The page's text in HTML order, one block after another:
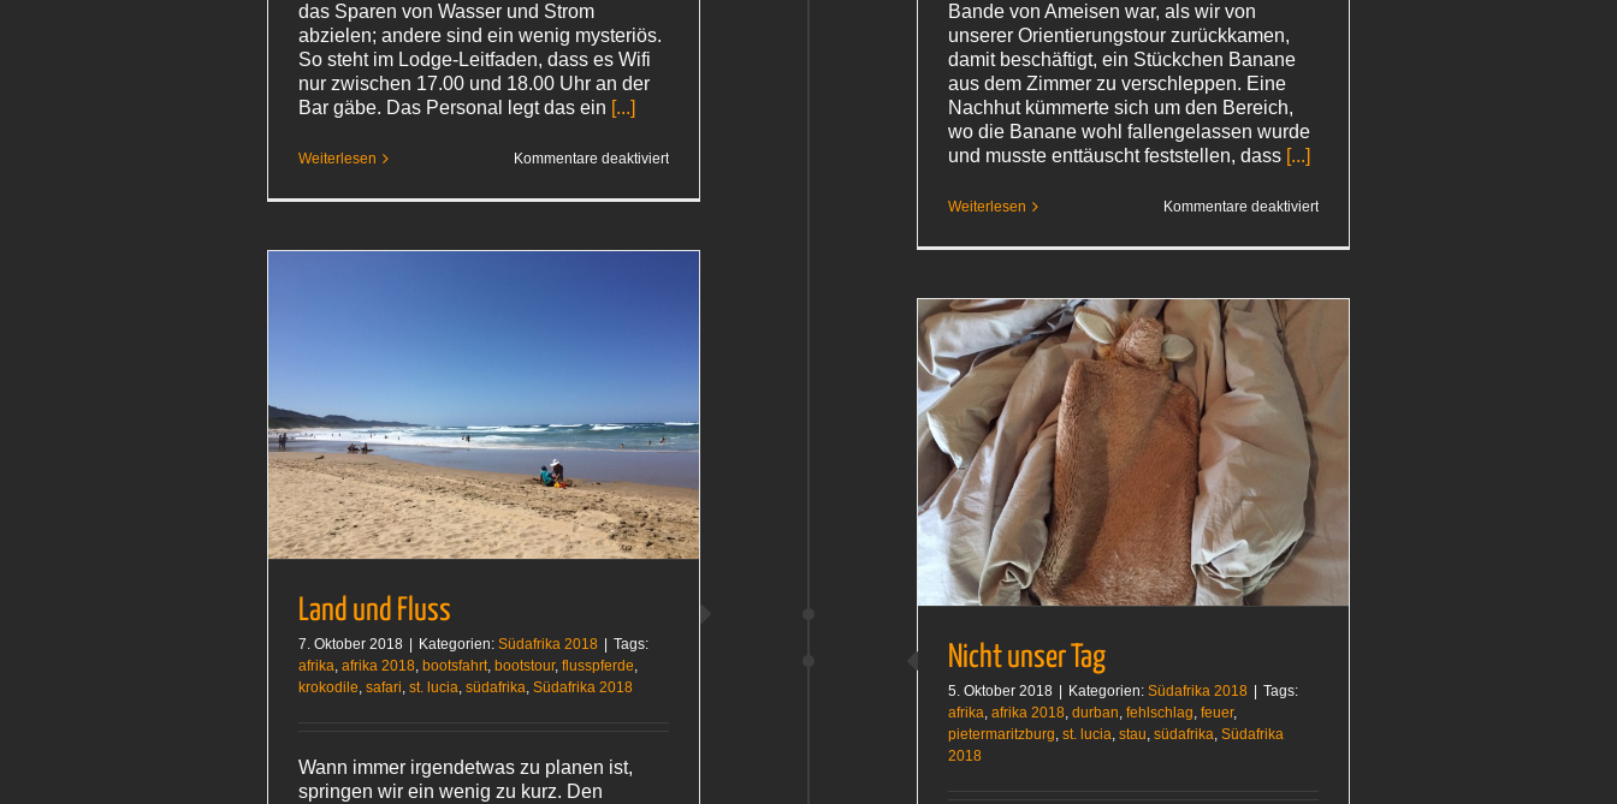
das Sparen von Wasser und Strom
abzielen; andere sind ein wenig mysteriös.
So steht im Lodge-Leitfaden, dass es Wifi
nur zwischen 17.00 und 18.00 Uhr an der
Bar gäbe. Das Personal legt das ein [...]
Weiterlesen Kommentare deaktiviertfür
Bande von Ameisen war, als wir von
unserer Orientierungstour zurückkamen,
damit beschäftigt, ein Stückchen Banane
aus dem Zimmer zu verschleppen. Eine
Nachhut kümmerte sich um den Bereich,
wo die Banane wohl fallengelassen wurde
und musste enttäuscht feststellen, dass [...]
Weiterlesen Kommentare deaktiviertfür
Land und Fluss
7. Oktober 2018 Kategorien: Südafrika 2018
Tags:
afrika, afrika 2018, bootsfahrt, bootstour, flusspferde,
krokodile, safari, st. lucia, südafrika, Südafrika 2018
Wann immer irgendetwas zu planen ist,
springen wir ein wenig zu kurz. Den
Südafrika 2018
Nicht unser Tag
5. Oktober 2018 Kategorien: Südafrika 2018
Tags:
afrika, afrika 2018, durban, fehlschlag, feuer,
pietermaritzburg, st. lucia, stau, südafrika, Südafrika
2018